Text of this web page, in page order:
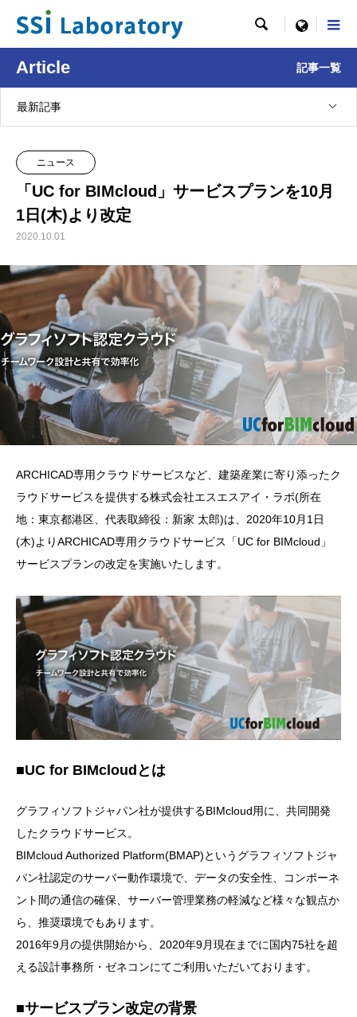
 menu
Article 記事一覧
最新記事
ニュース
「UC for BIMcloud」サービスプランを10月
1日(木)より改定
2020.10.01
ARCHICAD専用クラウドサービスなど、建築産業に寄り添ったク
ラウドサービスを提供する株式会社エスエスアイ・ラボ(所在
地：東京都港区、代表取締役：新家 太郎)は、2020年10月1日
(木)よりARCHICAD専用クラウドサービス「UC for BIMcloud」
サービスプランの改定を実施いたします。
■UC for BIMcloudとは
グラフィソフトジャパン社が提供するBIMcloud用に、共同開発
したクラウドサービス。
BIMcloud Authorized Platform(BMAP)というグラフィソフトジャ
パン社認定のサーバー動作環境で、データの安全性、コンポーネ
ント間の通信の確保、サーバー管理業務の軽減など様々な観点か
ら、推奨環境でもあります。
2016年9月の提供開始から、2020年9月現在までに国内75社を超
える設計事務所・ゼネコンにてご利用いただいております。
■サービスプラン改定の背景